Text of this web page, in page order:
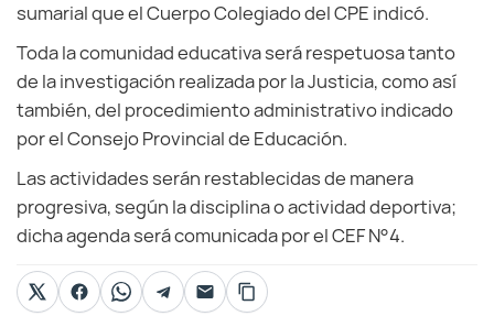
sumarial que el Cuerpo Colegiado del CPE indicó.
Toda la comunidad educativa será respetuosa tanto
de la investigación realizada por la Justicia, como así
también, del procedimiento administrativo indicado
por el Consejo Provincial de Educación.
Las actividades serán restablecidas de manera
progresiva, según la disciplina o actividad deportiva;
dicha agenda será comunicada por el CEF N°4.